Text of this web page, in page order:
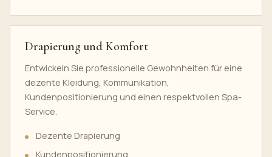
Drapierung und Komfort
Entwickeln Sie professionelle Gewohnheiten für eine
dezente Kleidung, Kommunikation,
Kundenpositionierung und einen respektvollen Spa-
Service.
Dezente Drapierung
Kundenpositionierung